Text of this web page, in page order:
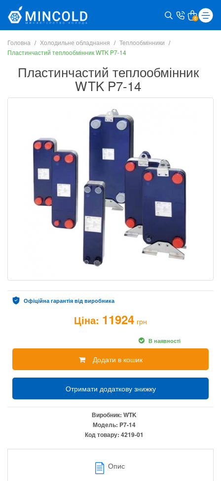
0
Головна Холодильне обладнання
Теплообмінники
Пластинчастий теплообмінник WTK P7-14
Пластинчастий теплообмінник
WTK P7-14
Офіційна гарантія від виробника
Ціна: 11924 грн
В наявності
Додати в кошик
Отримати додаткову знижку
Виробник: WTK
Модель: P7-14
Код товару: 4219-01
Опис